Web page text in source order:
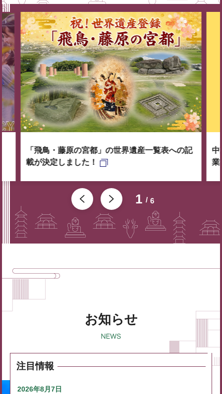
1 6
「飛鳥・藤原の宮都」の世界遺産一覧表への記
載が決定しました！
中
業
お知らせ
注目情報
2026年8月7日